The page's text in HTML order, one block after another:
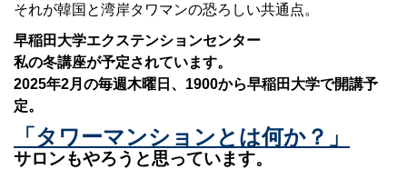
それが韓国と湾岸タワマンの恐ろしい共通点。
早稲田大学エクステンションセンター
私の冬講座が予定されています。
2025年2月の毎週木曜日、1900から早稲田大学で開講予
定。
「タワーマンションとは何か？」
サロンもやろうと思っています。